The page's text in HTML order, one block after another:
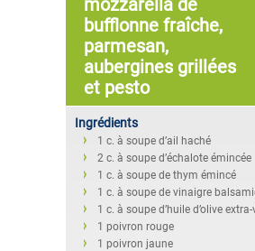
mozzarella de
bufflonne fraîche,
parmesan,
aubergines grillées
et pesto
Ingrédients
1 c. à soupe d’ail haché
2 c. à soupe d’échalote émincée
1 c. à soupe de thym émincé
1 c. à soupe de vinaigre
1 c. à soupe d’huile d’olive
1 poivron rouge
1 poivron jaune